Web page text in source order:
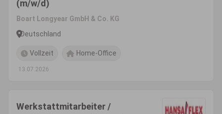
(m/w/d)
Boart Longyear GmbH & Co. KG
Deutschland
Vollzeit Home-Office
13.07.2026
Werkstattmitarbeiter /